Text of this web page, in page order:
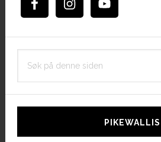
PIKEWALLIS